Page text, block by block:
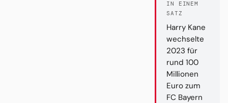
IN EINEM
SATZ
Harry Kane
wechselte
2023 für
rund 100
Millionen
Euro zum
FC Bayern